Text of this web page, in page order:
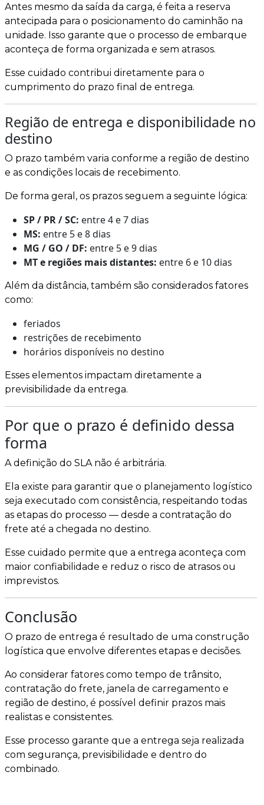
Antes mesmo da saída da carga, é feita a reserva
antecipada para o posicionamento do caminhão na
unidade. Isso garante que o processo de embarque
aconteça de forma organizada e sem atrasos.
Esse cuidado contribui diretamente para o
cumprimento do prazo final de entrega.
Região de entrega e disponibilidade no
destino
O prazo também varia conforme a região de destino
e as condições locais de recebimento.
De forma geral, os prazos seguem a seguinte lógica:
SP / PR / SC: entre 4 e 7 dias
MS: entre 5 e 8 dias
MG / GO / DF: entre 5 e 9 dias
MT e regiões mais distantes: entre 6 e 10 dias
Além da distância, também são considerados fatores
como:
feriados
restrições de recebimento
horários disponíveis no destino
Esses elementos impactam diretamente a
previsibilidade da entrega.
Por que o prazo é definido dessa
forma
A definição do SLA não é arbitrária.
Ela existe para garantir que o planejamento logístico
seja executado com consistência, respeitando todas
as etapas do processo — desde a contratação do
frete até a chegada no destino.
Esse cuidado permite que a entrega aconteça com
maior confiabilidade e reduz o risco de atrasos ou
imprevistos.
Conclusão
O prazo de entrega é resultado de uma construção
logística que envolve diferentes etapas e decisões.
Ao considerar fatores como tempo de trânsito,
contratação do frete, janela de carregamento e
região de destino, é possível definir prazos mais
realistas e consistentes.
Esse processo garante que a entrega seja realizada
com segurança, previsibilidade e dentro do
combinado.